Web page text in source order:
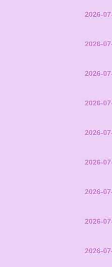
2026-
2026-
2026-
2026-
2026-
2026-
2026-
2026-
2026-